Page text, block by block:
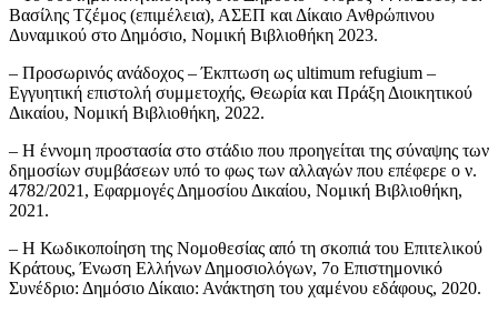
Βασίλης Τζέμος (επιμέλεια), ΑΣΕΠ και Δίκαιο Ανθρώπινου
Δυναμικού στο Δημόσιο, Νομική Βιβλιοθήκη 2023.
– Προσωρινός ανάδοχος – Έκπτωση ως ultimum refugium –
Εγγυητική επιστολή συμμετοχής, Θεωρία και Πράξη Διοικητικού
Δικαίου, Νομική Βιβλιοθήκη, 2022.
– Η έννομη προστασία στο στάδιο που προηγείται της σύναψης των
δημοσίων συμβάσεων υπό το φως των αλλαγών που επέφερε ο ν.
4782/2021, Εφαρμογές Δημοσίου Δικαίου, Νομική Βιβλιοθήκη,
2021.
– Η Κωδικοποίηση της Νομοθεσίας από τη σκοπιά του Επιτελικού
Κράτους, Ένωση Ελλήνων Δημοσιολόγων, 7ο Επιστημονικό
Συνέδριο: Δημόσιο Δίκαιο: Ανάκτηση του χαμένου εδάφους, 2020.